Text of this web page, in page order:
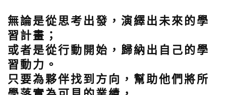
無論是從思考出發，演繹出未來的學
習計畫；
或者是從行動開始，歸納出自己的學
習動力。
只要為夥伴找到方向，幫助他們將所